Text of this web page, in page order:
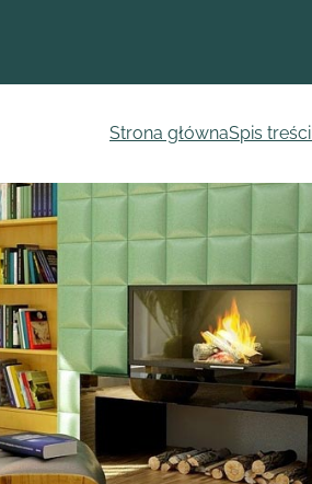
Strona głównaSpis treści